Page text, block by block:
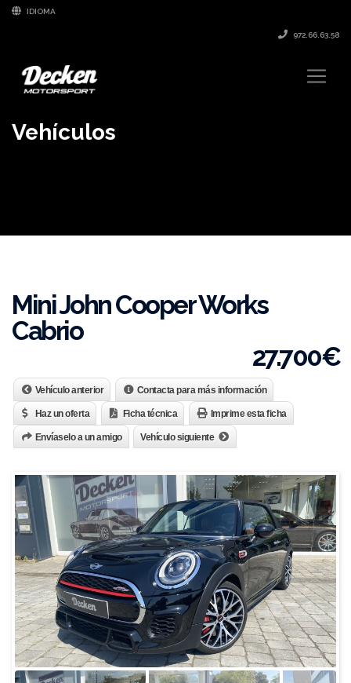
IDIOMA
972.66.63.58
Vehículos
Mini John Cooper Works
Cabrio
27.700€
Vehículo anterior Contacta para más información
Haz un oferta Ficha técnica Imprime esta ficha
Envíaselo a un amigo Vehículo siguiente